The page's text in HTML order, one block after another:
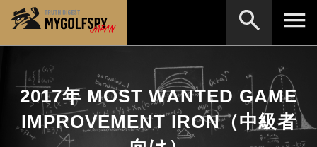
2017年 MOST WANTED GAME
IMPROVEMENT IRON（中級者
MOST WANTED テストランキング
NEW RELEASES 新製品情報
HOW TO ゴルフ上達・実践テクニック
※メーカー名やクラブ名など、検索したい事柄を入
検索